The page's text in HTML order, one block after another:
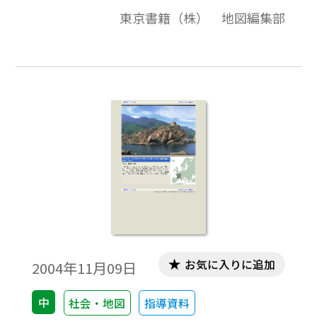
げるが，他の国や地域，あるいは日本の都
東京書籍（株） 地図編集部
2004年11月09日
中 社会・地図 指導資料
お気に入りに追加